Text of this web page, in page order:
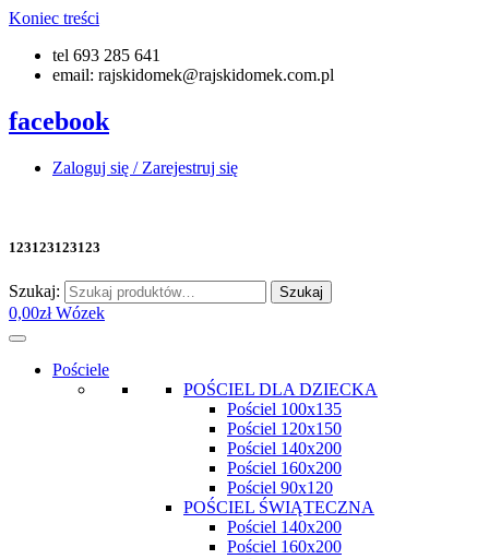
Koniec treści
tel 693 285 641
email: rajskidomek@rajskidomek.com.pl
facebook
Zaloguj się / Zarejestruj się
123123123123
Szukaj: Szukaj
0,00zł Wózek
Pościele
POŚCIEL DLA DZIECKA
Pościel 100x135
Pościel 120x150
Pościel 140x200
Pościel 160x200
Pościel 90x120
POŚCIEL ŚWIĄTECZNA
Pościel 140x200
Pościel 160x200